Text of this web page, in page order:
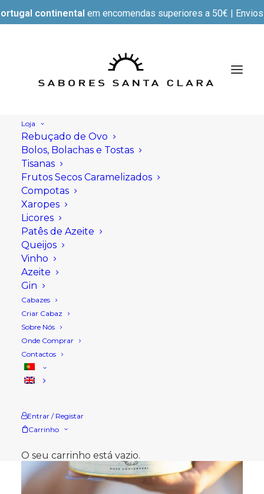
continental em encomendas superiores a 50€ |
Loja
Rebuçado de Ovo
Bolos, Bolachas e Tostas
Tisanas
Frutos Secos Caramelizados
Compotas
Xaropes
Licores
Patês de Azeite
Queijos
Vinho
Azeite
Gin
Cabazes
Criar Cabaz
Sobre Nós
Onde Comprar
Contactos
Entrar / Registar
Carrinho
O seu carrinho está vazio.